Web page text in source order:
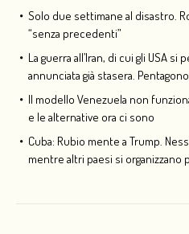
Solo due settimane al disastro.
“senza precedenti”
La guerra all’Iran, di cui gli USA
annunciata già stasera.
Il modello Venezuela non
e le alternative ora ci sono
Cuba: Rubio mente a Trump.
mentre altri paesi si organizzano